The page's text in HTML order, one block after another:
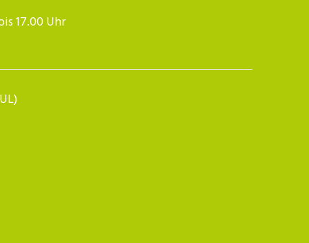
17.00 Uhr​​​​​​